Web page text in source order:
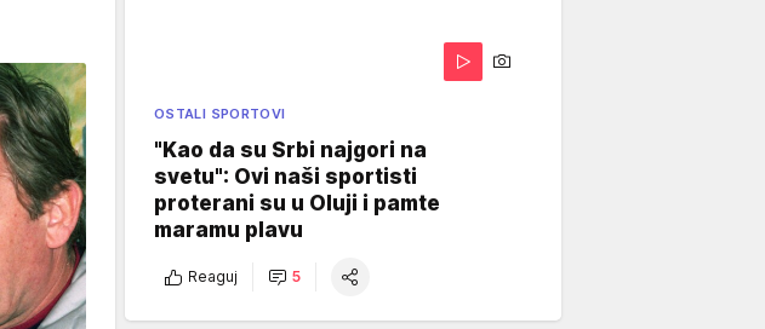
OSTALI SPORTOVI
"Kao da su Srbi najgori na
svetu": Ovi naši sportisti
proterani su u Oluji i pamte
maramu plavu
Reaguj 5